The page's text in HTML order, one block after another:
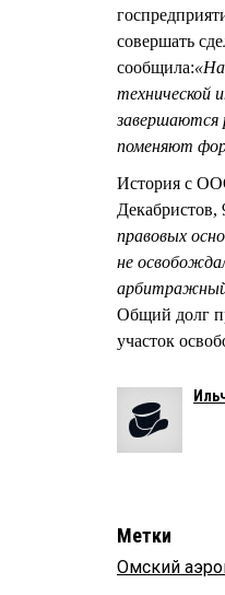
совершать
сообщила:
технической
завершаются
поменяют
История с
Декабристов,
правовых
не
арбитражный
Общий долг
участок
Метки
Омский